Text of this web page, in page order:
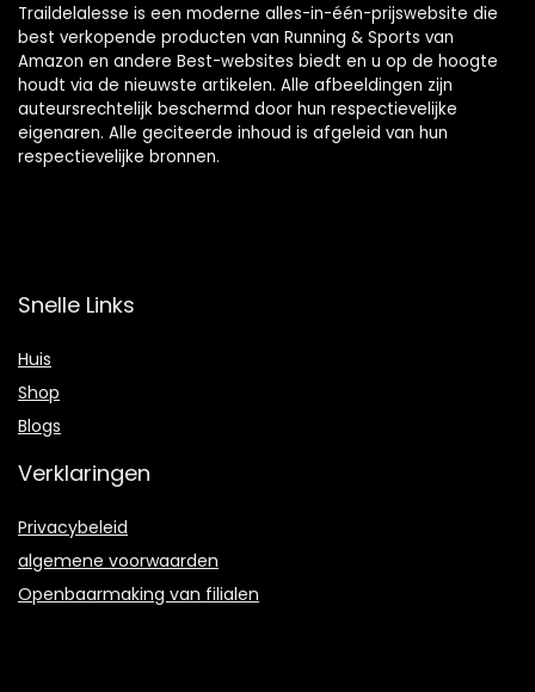
Traildelalesse is een moderne alles-in-één-prijswebsite die
best verkopende producten van Running & Sports van
Amazon en andere Best-websites biedt en u op de hoogte
houdt via de nieuwste artikelen. Alle afbeeldingen zijn
auteursrechtelijk beschermd door hun respectievelijke
eigenaren. Alle geciteerde inhoud is afgeleid van hun
respectievelijke bronnen.
Snelle Links
Huis
Shop
Blogs
Verklaringen
Privacybeleid
algemene voorwaarden
Openbaarmaking van filialen